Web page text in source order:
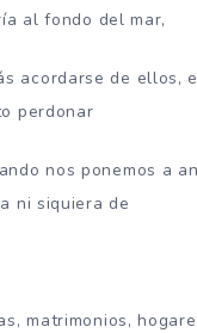
al fondo del mar,
acordarse de ellos,
perdonar
nos ponemos a
ni siquiera de
matrimonios,